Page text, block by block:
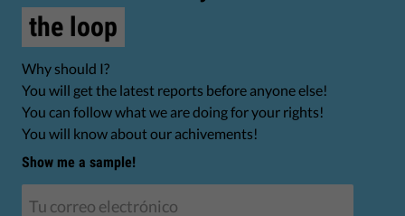
the loop
Why should I?
You will get the latest reports before anyone else!
You can follow what we are doing for your rights!
You will know about our achivements!
Show me a sample!